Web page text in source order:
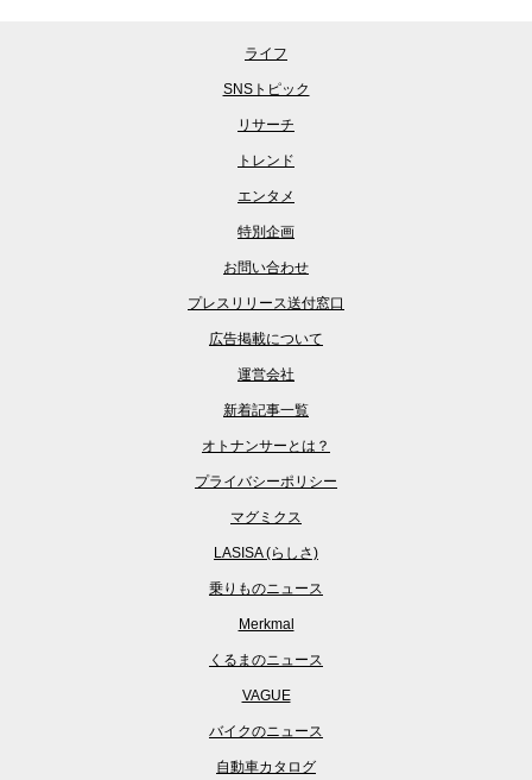
ライフ
SNSトピック
リサーチ
トレンド
エンタメ
特別企画
お問い合わせ
プレスリリース送付窓口
広告掲載について
運営会社
新着記事一覧
オトナンサーとは？
プライバシーポリシー
マグミクス
LASISA (らしさ)
乗りものニュース
Merkmal
くるまのニュース
VAGUE
バイクのニュース
自動車カタログ